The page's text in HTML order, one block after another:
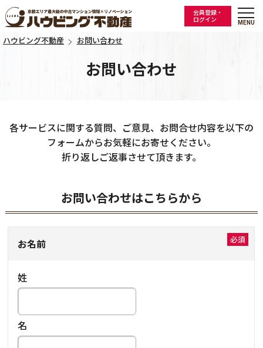
会員登録・
ログイン
ハウビング不動産 お問い合わせ
お問い合わせ
各サービスに関する質問、ご意見、お問合せ内容を以下の
フォームからお気軽にお寄せください。
折り返しご返事させて頂きます。
お問い合わせはこちらから
お名前
姓
名